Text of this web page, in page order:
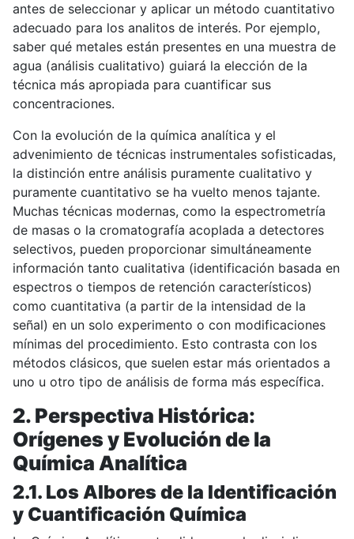
antes de seleccionar y aplicar un método cuantitativo
adecuado para los analitos de interés. Por ejemplo,
saber qué metales están presentes en una muestra de
agua (análisis cualitativo) guiará la elección de la
técnica más apropiada para cuantificar sus
concentraciones.
Con la evolución de la química analítica y el
advenimiento de técnicas instrumentales sofisticadas,
la distinción entre análisis puramente cualitativo y
puramente cuantitativo se ha vuelto menos tajante.
Muchas técnicas modernas, como la espectrometría
de masas o la cromatografía acoplada a detectores
selectivos, pueden proporcionar simultáneamente
información tanto cualitativa (identificación basada en
espectros o tiempos de retención característicos)
como cuantitativa (a partir de la intensidad de la
señal) en un solo experimento o con modificaciones
mínimas del procedimiento. Esto contrasta con los
métodos clásicos, que suelen estar más orientados a
uno u otro tipo de análisis de forma más específica.
2. Perspectiva Histórica:
Orígenes y Evolución de la
Química Analítica
2.1. Los Albores de la Identificación
y Cuantificación Química